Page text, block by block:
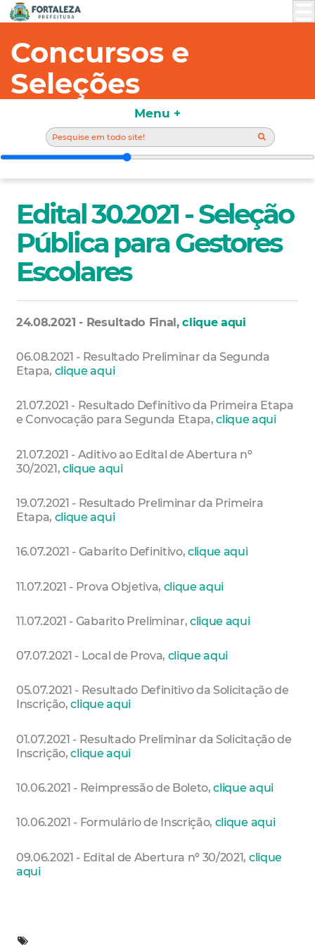
Concursos e
Seleções
Edital 30.2021 - Seleção
Pública para Gestores
Escolares
24.08.2021 - Resultado Final,clique aqui
06.08.2021 - Resultado Preliminar da Segunda
Etapa, clique aqui
21.07.2021 - Resultado Definitivo da Primeira Etapa
e Convocação para Segunda Etapa,clique aqui
21.07.2021 - Aditivo ao Edital de Abertura nº
30/2021,clique aqui
19.07.2021 - Resultado Preliminar da Primeira
Etapa, clique aqui
16.07.2021 - Gabarito Definitivo,clique aqui
11.07.2021 - Prova Objetiva, clique aqui
11.07.2021 - Gabarito Preliminar,clique aqui
07.07.2021 - Local de Prova, clique aqui
05.07.2021 - Resultado Definitivo da Solicitação de
Inscrição,clique aqui
01.07.2021 - Resultado Preliminar da Solicitação de
Inscrição,clique aqui
10.06.2021 - Reimpressão de Boleto,clique aqui
10.06.2021 - Formulário de Inscrição, clique aqui
09.06.2021 - Edital de Abertura nº 30/2021, clique
aqui